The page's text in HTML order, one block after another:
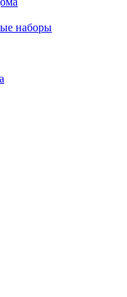
наборы